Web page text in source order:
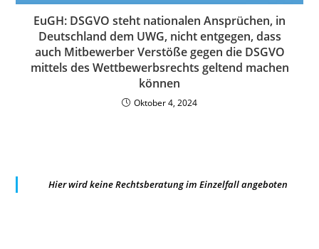
EuGH: DSGVO steht nationalen Ansprüchen, in
Deutschland dem UWG, nicht entgegen, dass
auch Mitbewerber Verstöße gegen die DSGVO
mittels des Wettbewerbsrechts geltend machen
können
Oktober 4, 2024
Hier wird keine Rechtsberatung im Einzelfall angeboten